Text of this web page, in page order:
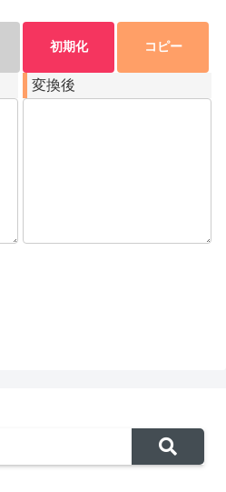
初期化 コピー
変換後